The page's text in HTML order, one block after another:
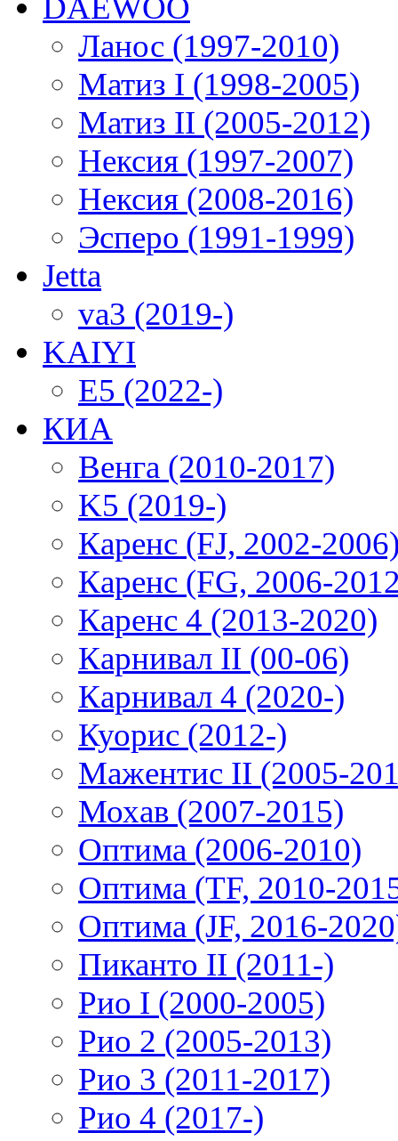
DAEWOO
Ланос (1997-2010)
Матиз I (1998-2005)
Матиз II (2005-2012)
Нексия (1997-2007)
Нексия (2008-2016)
Эсперо (1991-1999)
Jetta
va3 (2019-)
KAIYI
E5 (2022-)
КИА
Венга (2010-2017)
K5 (2019-)
Каренс (FJ, 2002-
Каренс (FG, 2006-
Каренс 4 (2013-2020)
Карнивал II (00-06)
Карнивал 4 (2020-)
Куорис (2012-)
Мажентис II (2005-
Мохав (2007-2015)
Оптима (2006-2010)
Оптима (TF, 2010-
Оптима (JF, 2016-
Пиканто II (2011-)
Рио I (2000-2005)
Рио 2 (2005-2013)
Рио 3 (2011-2017)
Рио 4 (2017-)